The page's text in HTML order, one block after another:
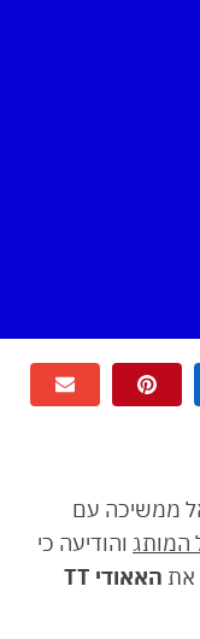
ממשיכה עם
המותג והודיעה כי
האאודי TT